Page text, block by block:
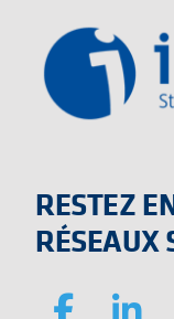
RESTEZ
RÉSEAUX